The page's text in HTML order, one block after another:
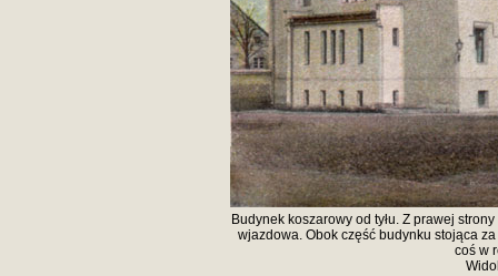
Budynek koszarowy od tyłu. Z prawej
wjazdowa. Obok część budynku stojąca
coś w